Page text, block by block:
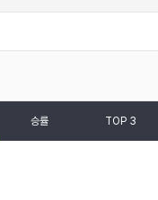
승률 TOP 3